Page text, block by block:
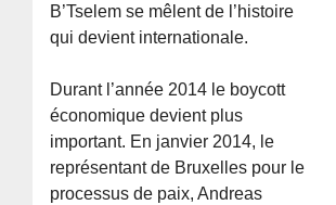
B’Tselem se mêlent de l’histoire
qui devient internationale.
Durant l’année 2014 le boycott
économique devient plus
important. En janvier 2014, le
représentant de Bruxelles pour le
processus de paix, Andreas